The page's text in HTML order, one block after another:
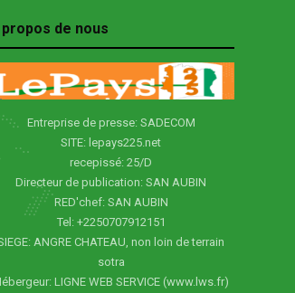
de nous
Entreprise de presse: SADECOM
SITE: lepays225.net
recepissé: 25/D
Directeur de publication: SAN AUBIN
RED'chef: SAN AUBIN
Tel: +2250707912151
ANGRE CHATEAU, non loin de terrain
sotra
LIGNE WEB SERVICE (www.lws.fr)